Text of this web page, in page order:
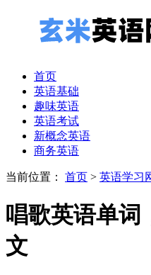
首页
英语基础
趣味英语
英语考试
新概念英语
商务英语
当前位置： 首页 > 英语学习
唱歌英语单词
文